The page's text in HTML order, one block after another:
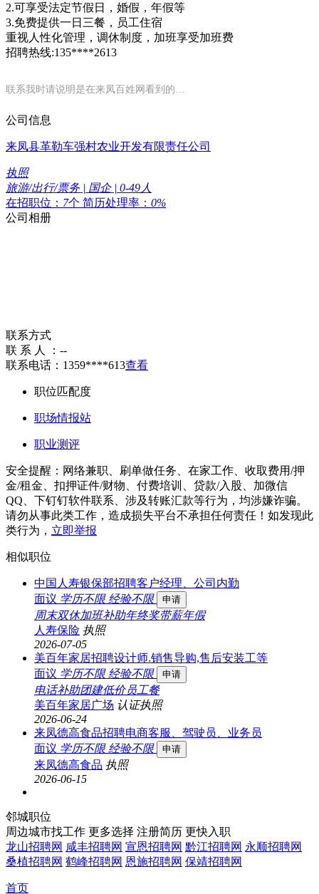
2.可享受法定节假日，婚假，年假等
3.免费提供一日三餐，员工住宿
重视人性化管理，调休制度，加班享受加班费
招聘热线:135****2613
联系我时请说明是在来凤百姓网看到的…
公司信息
来凤县革勒车强村农业开发有限责任公司
执照
旅游/出行/票务 | 国企 | 0-49人
在招职位： 7个 简历处理率： 0%
公司相册
联系方式
联 系 人 ： --
联系电话： 1359****613查看
职位匹配度
职场情报站
职业测评
安全提醒：网络兼职、刷单做任务、在家工作、收取费用/押
金/租金、扣押证件/财物、付费培训、贷款/入股、加微信
QQ、下钉钉软件联系、涉及转账汇款等行为，均涉嫌诈骗。
请勿从事此类工作，造成损失平台不承担任何责任！如发现此
类行为， 立即举报
相似职位
中国人寿银保部招聘客户经理、公司内勤
面议 学历不限 经验不限 申请
周末双休加班补助年终奖带薪年假
人寿保险 执照
2026-07-05
美百年家居招聘设计师.销售导购,售后安装工等
面议 学历不限 经验不限 申请
电话补助团建低价员工餐
美百年家居广场 认证执照
2026-06-24
来凤德高食品招聘电商客服、驾驶员、业务员
面议 学历不限 经验不限 申请
来凤德高食品 执照
2026-06-15
邻城职位
周边城市找工作 更多选择 注册简历 更快入职
龙山招聘网 咸丰招聘网 宣恩招聘网 黔江招聘网 永顺招聘网
桑植招聘网 鹤峰招聘网 恩施招聘网 保靖招聘网
首页